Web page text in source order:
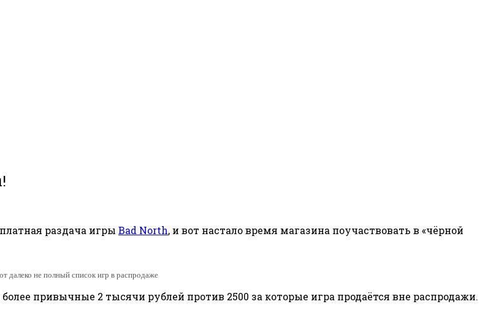
раздача игры Bad North, и вот настало время магазина поучаствовать в «чёрной
далеко не полный список игр в распродаже
привычные 2 тысячи рублей против 2500 за которые игра продаётся вне распродажи.